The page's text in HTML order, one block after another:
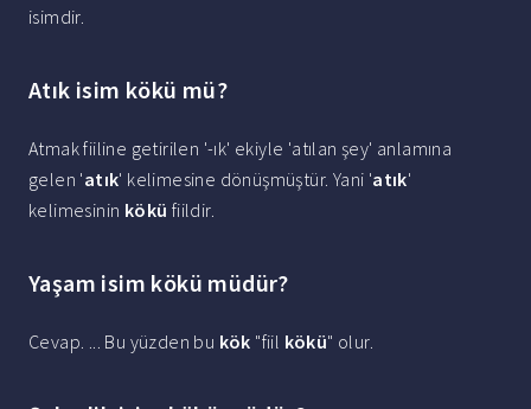
isimdir.
Atık isim kökü mü?
Atmak fiiline getirilen '-ık' ekiyle 'atılan şey' anlamına
gelen 'atık' kelimesine dönüşmüştür. Yani 'atık'
kelimesinin kökü fiildir.
Yaşam isim kökü müdür?
Cevap. ... Bu yüzden bu kök "fiil kökü" olur.